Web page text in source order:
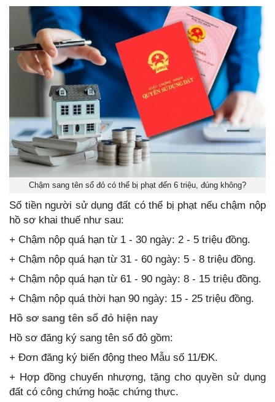
Chậm sang tên sổ đỏ có thể bị phạt đến 6 triệu, đúng không?
Số tiền người sử dụng đất có thể bị phạt nếu chậm nộp
hồ sơ khai thuế như sau:
+ Chậm nộp quá hạn từ 1 - 30 ngày: 2 - 5 triệu đồng.
+ Chậm nộp quá hạn từ 31 - 60 ngày: 5 - 8 triệu đồng.
+ Chậm nộp quá hạn từ 61 - 90 ngày: 8 - 15 triệu đồng.
+ Chậm nộp quá thời hạn 90 ngày: 15 - 25 triệu đồng.
Hồ sơ sang tên sổ đỏ hiện nay
Hồ sơ đăng ký sang tên sổ đỏ gồm:
+ Đơn đăng ký biến động theo Mẫu số 11/ĐK.
+ Hợp đồng chuyển nhượng, tặng cho quyền sử dụng
đất có công chứng hoặc chứng thực.